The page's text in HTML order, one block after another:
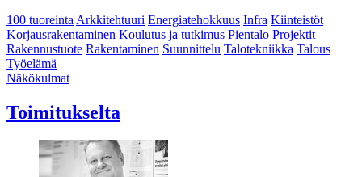
100 tuoreintaArkkitehtuuri Energiatehokkuus Infra Kiinteistöt
Korjausrakentaminen Koulutus ja tutkimus Pientalo Projektit
Rakennustuote Rakentaminen Suunnittelu Talotekniikka Talous
Työelämä
Näkökulmat
Toimitukselta